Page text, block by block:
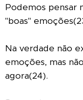
Podemos pensar
"boas"
Na verdade não
emoções, mas
agora(24).